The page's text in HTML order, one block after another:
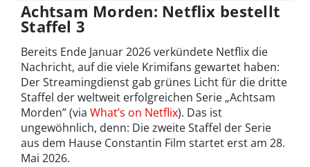
Achtsam Morden: Netflix bestellt
Staffel 3
Bereits Ende Januar 2026 verkündete Netflix die
Nachricht, auf die viele Krimifans gewartet haben:
Der Streamingdienst gab grünes Licht für die dritte
Staffel der weltweit erfolgreichen Serie „Achtsam
Morden” (via What’s on Netflix). Das ist
ungewöhnlich, denn: Die zweite Staffel der Serie
aus dem Hause Constantin Film startet erst am 28.
Mai 2026.